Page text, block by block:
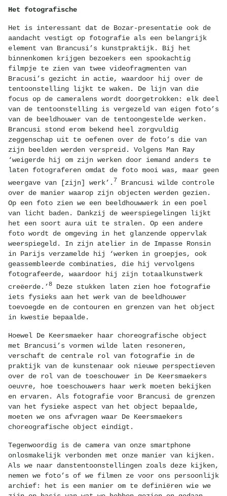
Het fotografische
Het is interessant dat de Bozar-presentatie ook de
aandacht vestigt op fotografie als een belangrijk
element van Brancusi’s kunstpraktijk. Bij het
binnenkomen krijgen bezoekers een spookachtig
filmpje te zien van twee videofragmenten van
Bracusi’s gezicht in actie, waardoor hij over de
tentoonstelling lijkt te waken. De lijn van die
focus op de cameralens wordt doorgetrokken: elk deel
van de tentoonstelling is vergezeld van eigen foto’s
van de beeldhouwer van de tentoongestelde werken.
Brancusi stond erom bekend heel zorgvuldig
zeggenschap uit te oefenen over de foto’s die van
zijn beelden werden verspreid. Volgens Man Ray
‘weigerde hij om zijn werken door iemand anders te
laten fotograferen omdat de foto mooi was, maar geen
weergave van [zijn] werk’. 7 Brancusi wilde controle
over de manier waarop zijn objecten werden gezien.
Op een foto zien we een beeldhouwwerk in een poel
van licht baden. Dankzij de weerspiegelingen lijkt
het een soort aura uit te stralen. Op een andere
foto wordt de omgeving in het glanzende oppervlak
weerspiegeld. In zijn atelier in de Impasse Ronsin
in Parijs verzamelde hij ‘werken in groepjes, ook
geassembleerde combinaties, die hij vervolgens
fotografeerde, waardoor hij zijn totaalkunstwerk
creëerde.’8Deze stukken laten zien hoe fotografie
iets fysieks aan het werk van de beeldhouwer
toevoegde en de contouren en grenzen van het object
in kwestie bepaalde.
Hoewel De Keersmaeker haar choreografische object
met Brancusi’s vormen wilde laten resoneren,
verschaft de centrale rol van fotografie in de
praktijk van de kunstenaar ook nieuwe perspectieven
over de rol van de toeschouwer in De Keersmaekers
oeuvre, hoe toeschouwers haar werk moeten bekijken
en ervaren. Als fotografie voor Brancusi de grenzen
van het fysieke aspect van het object bepaalde,
moeten we ons afvragen waar De Keersmaekers
choreografische object eindigt.
Tegenwoordig is de camera van onze smartphone
onlosmakelijk verbonden met onze manier van kijken.
Als we naar danstentoonstellingen zoals deze kijken,
nemen we foto’s of we filmen ze voor ons persoonlijk
archief: het is een manier om te definiëren wie we